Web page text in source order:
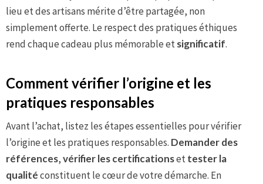
lieu et des artisans mérite d’être partagée, non
simplement offerte. Le respect des pratiques éthiques
rend chaque cadeau plus mémorable etsignificatif.
Comment vérifier l’origine et les
pratiques responsables
Avant l’achat, listez les étapes essentielles pour vérifier
l’origine et les pratiques responsables. Demander des
références,vérifier les certificationsettester la
qualitéconstituent le cœur de votre démarche. En